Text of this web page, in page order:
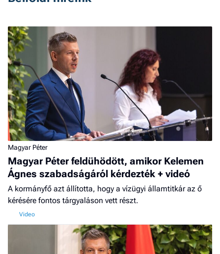
Magyar Péter
Magyar Péter feldühödött, amikor Kelemen
Ágnes szabadságáról kérdezték + videó
A kormányfő azt állította, hogy a vízügyi államtitkár az ő
kérésére fontos tárgyaláson vett részt.